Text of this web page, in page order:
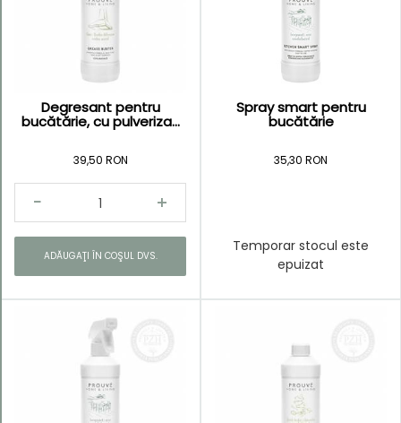
Degresant pentru
bucătărie, cu pulveriza...
39,50 RON
ADĂUGAŢI ÎN COŞUL DVS.
Spray smart pentru
bucătărie
35,30 RON
Temporar stocul este
epuizat